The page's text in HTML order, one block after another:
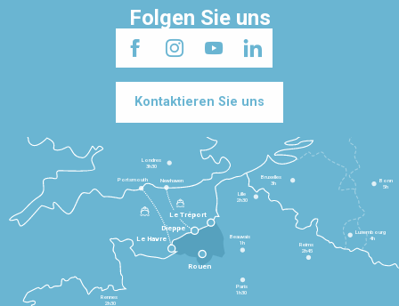
Folgen Sie uns
Kontaktieren Sie uns
Le Havre
Dieppe
Le Tréport
Rennes
2h30
Paris
1h30
Beauvais
1h
Reims
2h45
Lille
2h30
Bruxelles
3h
Londres
3h30
Newhaven
Portsmouth
Bonn
5h
Luxembourg
4h
Rouen